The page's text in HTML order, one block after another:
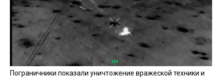
Пограничники показали уничтожение вражеской техники и